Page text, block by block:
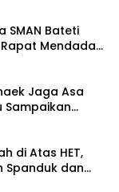
SMAN Bateti
Mendadak,
yang Belum
Jaga Asa
Sampaikan
di Atas HET,
Spanduk dan